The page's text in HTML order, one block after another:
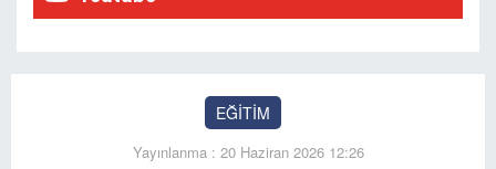
EĞİTİM
Yayınlanma : 20 Haziran 2026 12:26